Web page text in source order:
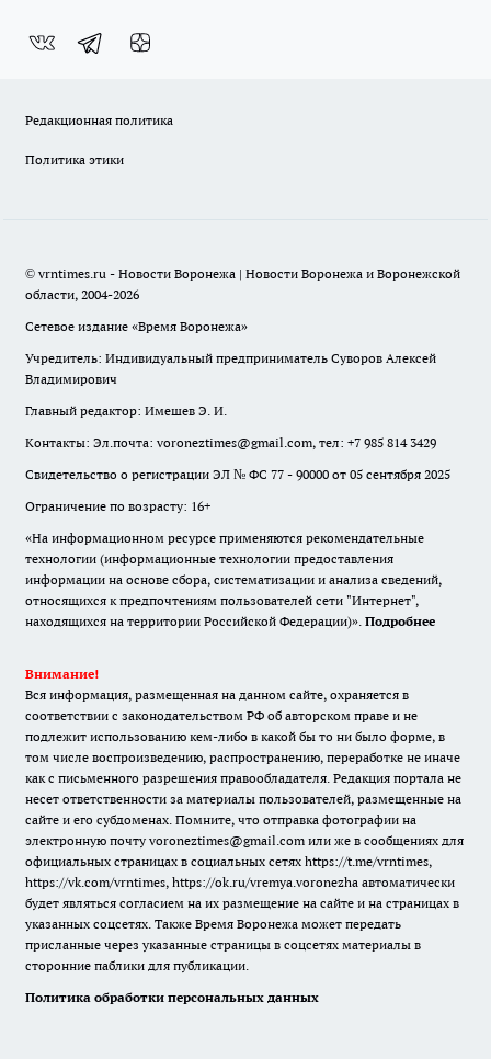
Редакционная политика
Политика этики
© vrntimes.ru - Новости Воронежа | Новости Воронежа и Воронежской
области, 2004-2026
Сетевое издание «Время Воронежа»
Учредитель: Индивидуальный предприниматель Суворов Алексей
Владимирович
Главный редактор: Имешев Э. И.
Контакты: Эл.почта: voroneztimes@gmail.com, тел: +7 985 814 3429
Свидетельство о регистрации ЭЛ № ФС 77 - 90000 от 05 сентября 2025
Ограничение по возрасту: 16+
«На информационном ресурсе применяются рекомендательные
технологии (информационные технологии предоставления
информации на основе сбора, систематизации и анализа сведений,
относящихся к предпочтениям пользователей сети "Интернет",
находящихся на территории Российской Федерации)». Подробнее
Внимание!
Вся информация, размещенная на данном сайте, охраняется в
соответствии с законодательством РФ об авторском праве и не
подлежит использованию кем-либо в какой бы то ни было форме, в
том числе воспроизведению, распространению, переработке не иначе
как с письменного разрешения правообладателя. Редакция портала не
несет ответственности за материалы пользователей, размещенные на
сайте и его субдоменах. Помните, что отправка фотографии на
электронную почту voroneztimes@gmail.com или же в сообщениях для
официальных страницах в социальных сетях https://t.me/vrntimes,
https://vk.com/vrntimes, https://ok.ru/vremya.voronezha автоматически
будет являться согласием на их размещение на сайте и на страницах в
указанных соцсетях. Также Время Воронежа может передать
присланные через указанные страницы в соцсетях материалы в
сторонние паблики для публикации.
Политика обработки персональных данных